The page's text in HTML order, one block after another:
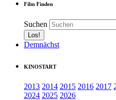
Film Finden
Suchen
Demnächst
KINOSTART
2013 2014 2015 2016 2017
2024 2025 2026